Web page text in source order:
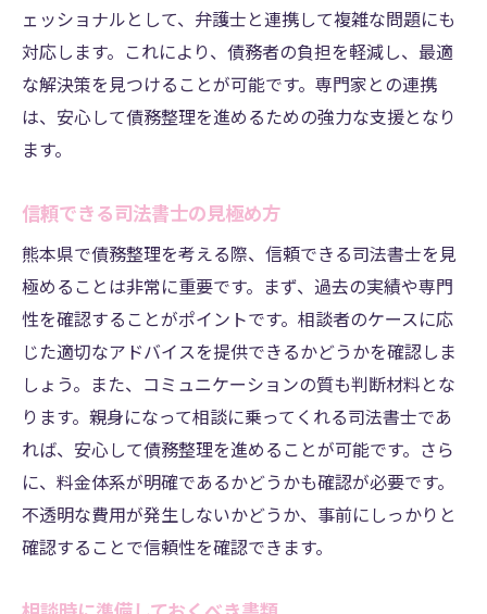
ェッショナルとして、弁護士と連携して複雑な問題にも
対応します。これにより、債務者の負担を軽減し、最適
な解決策を見つけることが可能です。専門家との連携
は、安心して債務整理を進めるための強力な支援となり
ます。
信頼できる司法書士の見極め方
熊本県で債務整理を考える際、信頼できる司法書士を見
極めることは非常に重要です。まず、過去の実績や専門
性を確認することがポイントです。相談者のケースに応
じた適切なアドバイスを提供できるかどうかを確認しま
しょう。また、コミュニケーションの質も判断材料とな
ります。親身になって相談に乗ってくれる司法書士であ
れば、安心して債務整理を進めることが可能です。さら
に、料金体系が明確であるかどうかも確認が必要です。
不透明な費用が発生しないかどうか、事前にしっかりと
確認することで信頼性を確認できます。